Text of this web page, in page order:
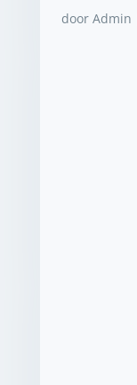
doorAdmin